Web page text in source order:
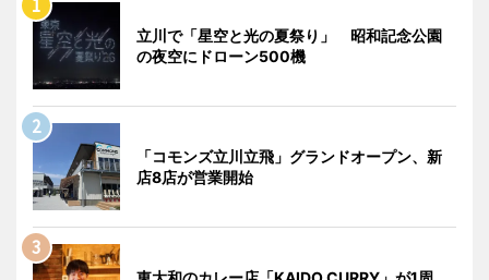
立川で「星空と光の夏祭り」 昭和記念公園
の夜空にドローン500機
「コモンズ立川立飛」グランドオープン、新
店8店が営業開始